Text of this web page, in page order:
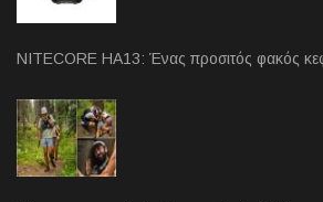
NITECORE HA13: Ένας προσιτός φακός